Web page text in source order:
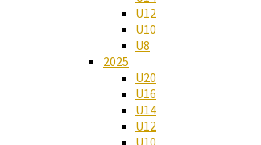
U12
U10
U8
2025
U20
U16
U14
U12
U10